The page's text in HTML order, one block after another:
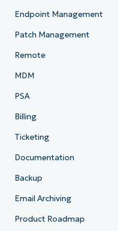
Endpoint Management
Patch Management
Remote
MDM
PSA
Billing
Ticketing
Documentation
Backup
Email Archiving
Product Roadmap